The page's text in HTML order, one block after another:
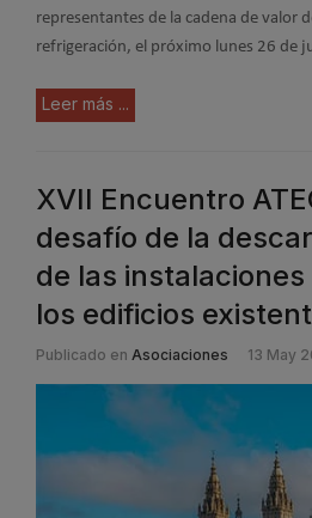
representantes de la cadena de valor
refrigeración, el próximo lunes 26 de
Leer más ...
XVII Encuentro
desafío de la
de las
los edificios
Publicado en Asociaciones 13 May